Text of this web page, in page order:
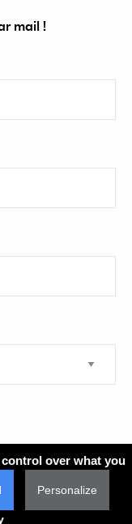
mail !
over what you
Personalize